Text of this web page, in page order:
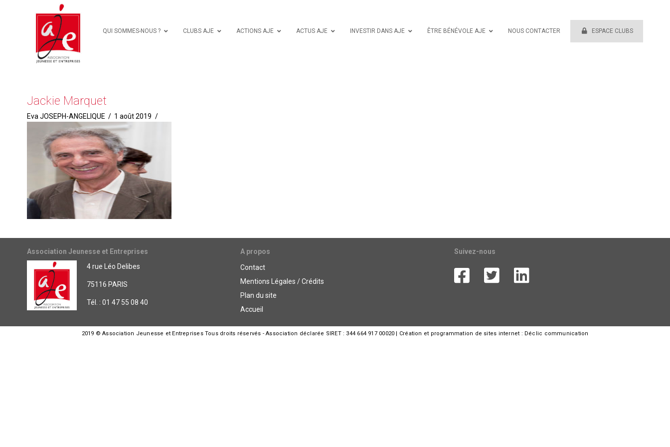
QUI SOMMES-NOUS ? CLUBS AJE ACTIONS AJE ACTUS AJE INVESTIR DANS AJE ÊTRE BÉNÉVOLE AJE NOUS CONTACTER ESPACE CLUBS
Jackie Marquet
Eva JOSEPH-ANGELIQUE 1 août 2019
Association Jeunesse et Entreprises
4 rue Léo Delibes
75116 PARIS
Tél. : 01 47 55 08 40
A propos
Contact
Mentions Légales / Crédits
Plan du site
Accueil
Suivez-nous
2019 © Association Jeunesse et Entreprises Tous droits réservés - Association déclarée SIRET : 344 664 917 00020 | Création et programmation de sites internet : Déclic communication